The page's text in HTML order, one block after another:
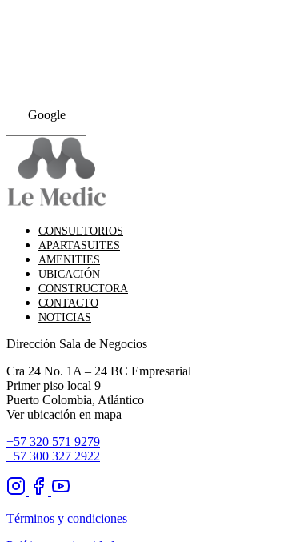
Google
CONSULTORIOS
APARTASUITES
AMENITIES
UBICACIÓN
CONSTRUCTORA
CONTACTO
NOTICIAS
Dirección Sala de Negocios
Cra 24 No. 1A – 24 BC Empresarial
Primer piso local 9
Puerto Colombia, Atlántico
Ver ubicación en mapa
+57 320 571 9279
+57 300 327 2922
Términos y condiciones